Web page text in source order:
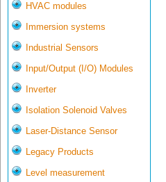
HVAC modules
Immersion systems
Industrial Sensors
Input/Output (I/O) Modules
Inverter
Isolation Solenoid Valves
Laser-Distance Sensor
Legacy Products
Level measurement